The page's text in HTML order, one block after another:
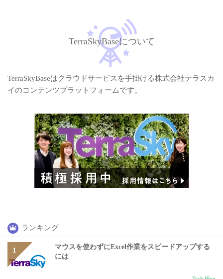
TerraSkyBaseについて
TerraSkyBaseはクラウドサービスを手掛ける株式会社テラスカ
イのコンテンツプラットフォームです。
ランキング
マウスを使わずにExcel作業をスピードアップする
には